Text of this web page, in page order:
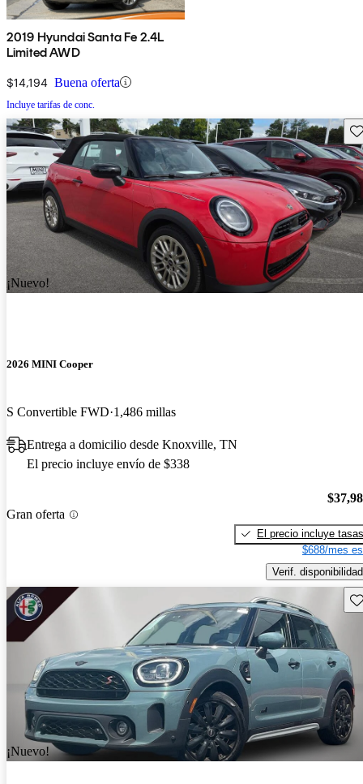
2019 Hyundai Santa Fe 2.4L
Limited AWD
$14,194 Buena oferta
Incluye tarifas de conc.
¡Nuevo!
2026 MINI Cooper
S Convertible FWD 1,486 millas
Entrega a domicilio desde Knoxville, TN
El precio incluye envío de $338
Gran oferta
El precio incluye tasas
$688/mes
Verif. disponibilidad
¡Nuevo!